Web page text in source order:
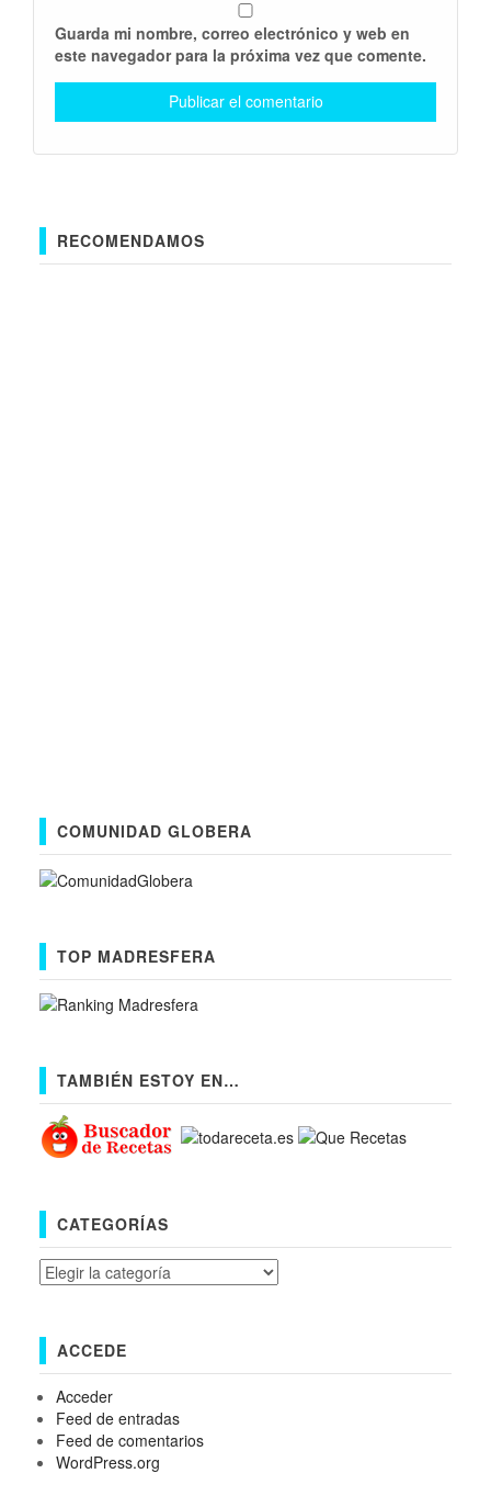
Guarda mi nombre, correo electrónico y web en
este navegador para la próxima vez que comente.
RECOMENDAMOS
COMUNIDAD GLOBERA
TOP MADRESFERA
TAMBIÉN ESTOY EN…
CATEGORÍAS
Categorías
ACCEDE
Acceder
Feed de entradas
Feed de comentarios
WordPress.org